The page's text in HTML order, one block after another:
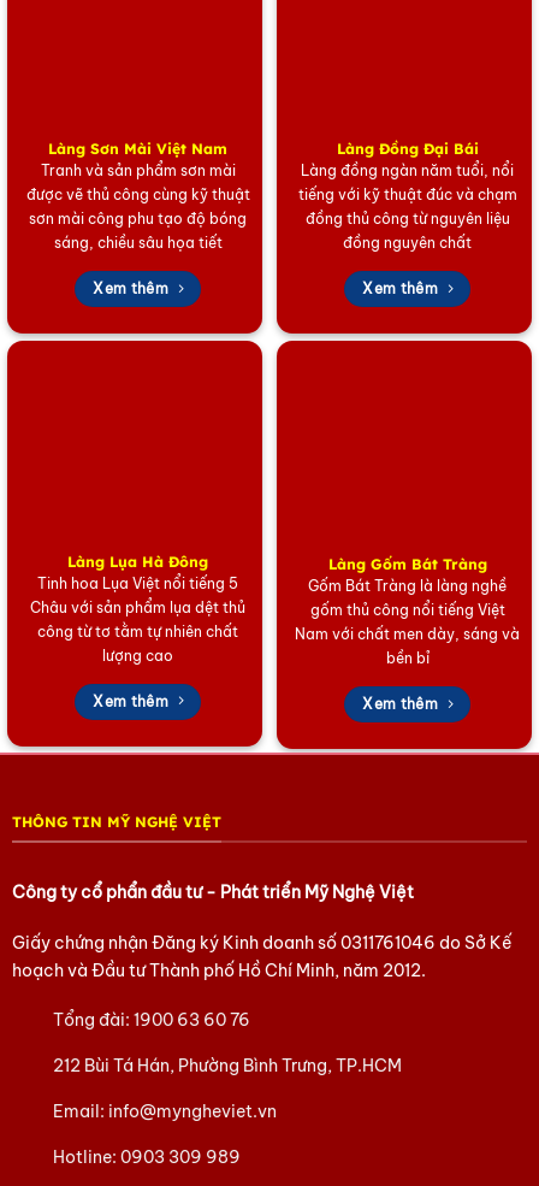
Làng Sơn Mài Việt Nam
Tranh và sản phẩm sơn mài
được vẽ thủ công cùng kỹ thuật
sơn mài công phu tạo độ bóng
sáng, chiều sâu họa tiết
Xem thêm
Làng Đồng Đại Bái
Làng đồng ngàn năm tuổi, nổi
tiếng với kỹ thuật đúc và chạm
đồng thủ công từ nguyên liệu
đồng nguyên chất
Xem thêm
Làng Lụa Hà Đông
Tinh hoa Lụa Việt nổi tiếng 5
Châu với sản phẩm lụa dệt thủ
công từ tơ tằm tự nhiên chất
lượng cao
Xem thêm
Làng Gốm Bát Tràng
Gốm Bát Tràng là làng nghề
gốm thủ công nổi tiếng Việt
Nam với chất men dày, sáng và
bền bỉ
Xem thêm
THÔNG TIN MỸ NGHỆ VIỆT
Công ty cổ phẩn đầu tư - Phát triển Mỹ Nghệ Việt
Giấy chứng nhận Đăng ký Kinh doanh số0311761046 do Sở Kế
hoạch và Đầu tư Thành phố Hồ Chí Minh, năm 2012.
Tổng đài:1900 63 60 76
212 Bùi Tá Hán, Phường Bình Trưng, TP.HCM
Email: info@myngheviet.vn
Hotline:0903 309 989